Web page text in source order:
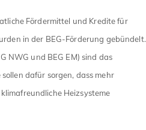
Fördermittel und Kredite für
in der BEG-Förderung gebündelt.
NWG und BEG EM) sind das
dafür sorgen, dass mehr
Heizsysteme